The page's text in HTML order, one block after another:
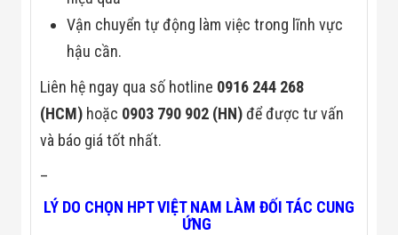
Thiết Bị Ngành
Giáo Dục
Thiết Bị Ngành
Giày Da, Túi
Xách
Dự Án Ngành
Vận chuyển tự động làm việc trong lĩnh vực
hậu cần.
Liên hệ ngay qua số hotline 0916 244 268
(HCM) hoặc 0903 790 902 (HN)để được tư vấn
và báo giá tốt nhất.
–
LÝ DO CHỌN HPT VIỆT NAM LÀM ĐỐI TÁC CUNG
ỨNG